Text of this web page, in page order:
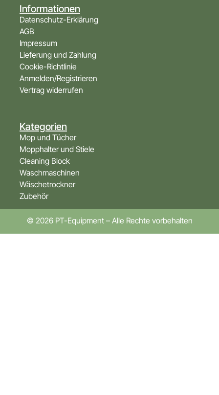
Informationen
Datenschutz-Erklärung
AGB
Impressum
Lieferung und Zahlung
Cookie-Richtlinie
Anmelden/Registrieren
Vertrag widerrufen
Kategorien
Mop und Tücher
Mopphalter und Stiele
Cleaning Block
Waschmaschinen
Wäschetrockner
Zubehör
© 2026 PT-Equipment – Alle Rechte vorbehalten